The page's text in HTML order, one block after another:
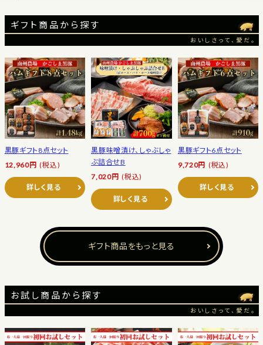
ギフト商品から探す
おいしさって、愛だ。
黒豚ギフト8点セット
12,960円 (税込)
詳しく見る
黒豚味噌漬け、しゃぶしゃ
ぶ詰合せB
7,020円 (税込)
詳しく見る
黒豚ギフト6点セット
9,720円 (税込)
詳しく見る
ギフト商品をもっと見る
お試し商品から探す
おいしさって、愛だ。